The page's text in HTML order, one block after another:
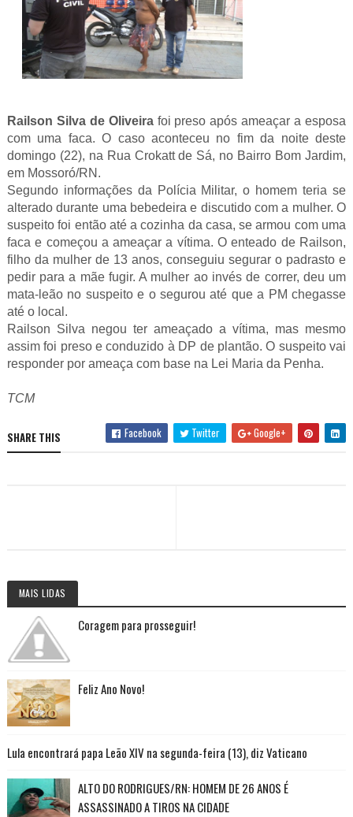
Railson Silva de Oliveirafoi preso após ameaçar a esposa
com uma faca. O caso aconteceu no fim da noite deste
domingo (22), na Rua Crokatt de Sá, no Bairro Bom Jardim,
em Mossoró/RN.
Segundo informações da Polícia Militar, o homem teria se
alterado durante uma bebedeira e discutido com a mulher. O
suspeito foi então até a cozinha da casa, se armou com uma
faca e começou a ameaçar a vítima. O enteado de Railson,
filho da mulher de 13 anos, conseguiu segurar o padrasto e
pedir para a mãe fugir. A mulher ao invés de correr, deu um
mata-leão no suspeito e o segurou até que a PM chegasse
até o local.
Railson Silva negou ter ameaçado a vítima, mas mesmo
assim foi preso e conduzido à DP de plantão. O suspeito vai
responder por ameaça com base na Lei Maria da Penha.
TCM
SHARE THIS Facebook Twitter Google+
MAIS LIDAS
Coragem para prosseguir!
Feliz Ano Novo!
Lula encontrará papa Leão XIV na segunda-feira (13), diz Vaticano
ALTO DO RODRIGUES/RN: HOMEM DE 26 ANOS É
ASSASSINADO A TIROS NA CIDADE